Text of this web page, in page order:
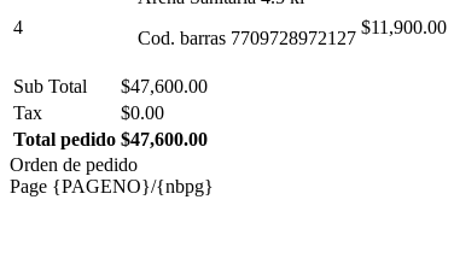
4
Cod. barras 7709728972127
$11,900.00
Sub Total
$47,600.00
Tax
$0.00
Total pedido $47,600.00
Orden de pedido
Page {PAGENO}/{nbpg}